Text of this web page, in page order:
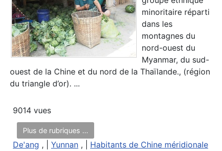
minoritaire réparti
dans les
montagnes du
nord-ouest du
Myanmar, du sud-
ouest de la Chine et du nord de la Thaïlande., (région
du triangle d’or). ...
9014 vues
Plus de rubriques ...
De'ang , | Yunnan , | Habitants de Chine méridionale